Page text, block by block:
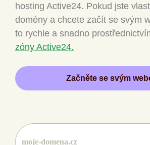
hosting Active24. Pokud jste
domény a chcete začít se svým
to rychle a snadno
zóny Active24.
Začněte se svým